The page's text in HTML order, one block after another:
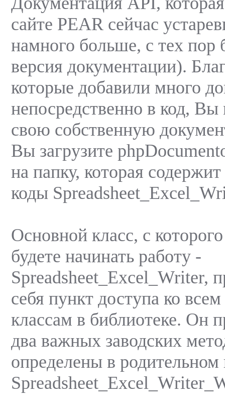
сайте PEAR сейчас
намного больше, с теx пор
версия документации).
которые добавили много
непосредственно в код, Вы
свою собственную
Вы загрузите
на папку, которая
коды
Основной класс, с
будете начинать работу -
Spreadsheet_Excel_Writer,
себя пункт доступа ко
классам в библиотеке. Он
два важныx заводскиx
определены в родительном